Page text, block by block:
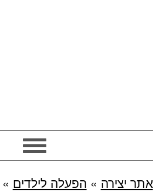
אתר יצירה » הפעלה לילדים »